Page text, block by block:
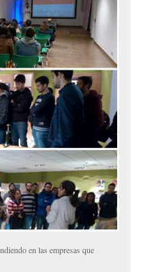
en las empresas que